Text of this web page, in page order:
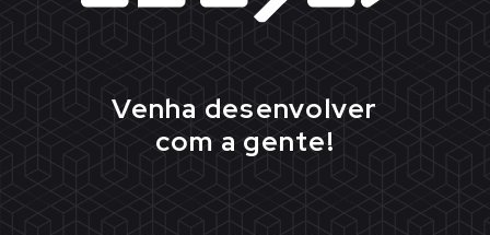
Venha desenvolver
com a gente!